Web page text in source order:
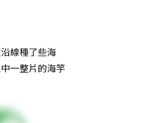
線種了些海
一整片的海竽